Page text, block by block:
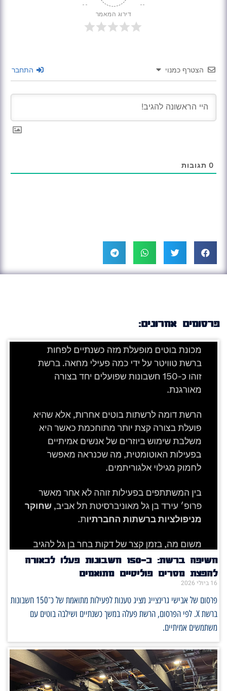
דירוג המאמר
הצטרף כמנוי התחבר
0 תגובות
פרסומים אחרונים:
חשיפה ברשת: כ־150 חשבונות פעלו לכאורה
להפצת מסרים פוליטיים מתואמים
16 ביולי 2026
פרסום של אבישי גרינצייג מציג טענות לפעילות מתואמת של כ־150 חשבונות
ברשת X. לפי הפרסום, הרשת פעלה במשך כשנתיים ושילבה בוטים עם
משתמשים אמיתיים.